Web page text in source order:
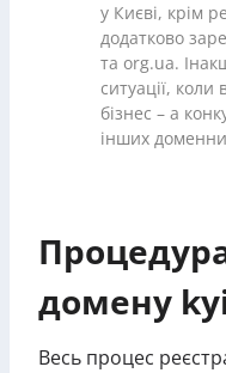
у Києві, крім
додатково
та org.ua.
ситуації,
бізнес – а
інших
домену
Весь процес